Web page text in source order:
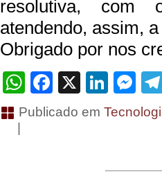
resolutiva, com
atendendo, assim,
Obrigado por nos
WhatsApp
Facebook
X
Publicado em